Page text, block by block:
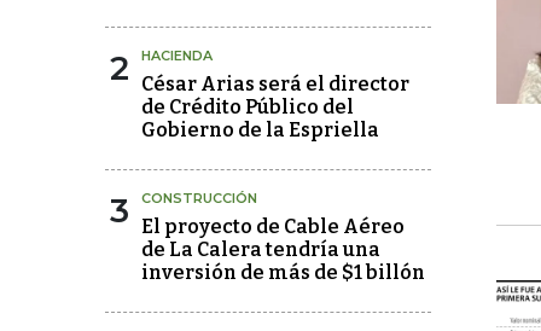
2 HACIENDA
César Arias será el director
de Crédito Público del
Gobierno de la Espriella
3 CONSTRUCCIÓN
El proyecto de Cable Aéreo
de La Calera tendría una
inversión de más de $1 billón